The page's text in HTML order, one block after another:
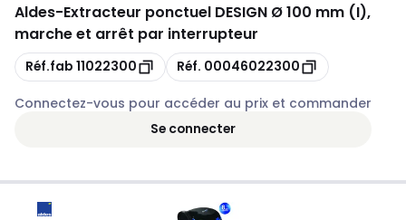
Aldes-Extracteur ponctuel DESIGN Ø 100 mm (I),
marche et arrêt par interrupteur
Copie
Réf.fab 11022300 Copie
Réf. 00046022300
Connectez-vous pour accéder au prix et commander
Se connecter